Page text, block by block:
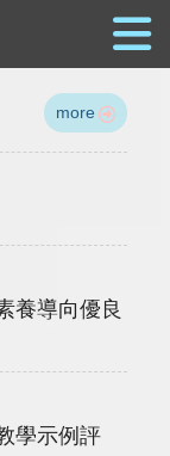
more
養導向優良
學示例評